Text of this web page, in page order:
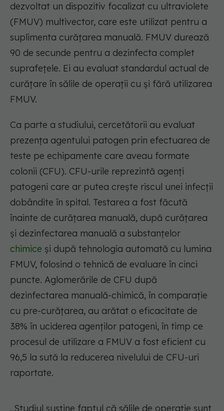
dezvoltat un dispozitiv focalizat cu ultraviolete
(FMUV) multivector, care este utilizat pentru a
suplimenta curățarea manuală. FMUV durează
90 de secunde pentru a dezinfecta complet
suprafețele. Ei au evaluat standardul actual de
curățare în sălile de operații cu și fără utilizarea
FMUV.
Ca parte a studiului, cercetătorii au evaluat
prezența agentului patogen prin efectuarea de
teste pe echipamente care aveau formate
colonii (CFU). CFU-urile reprezintă agenți
patogeni care ar putea crește riscul unei infecții
dobândite în spital. Testarea a fost făcută
înainte de curățarea manuală, după curățarea
și dezinfectarea manuală a substanțelor
chimice și după tehnologia automată cu lumina
FMUV, folosind o tehnică de evaluare în cinci
puncte. Aglomerările de CFU după
dezinfectarea manuală-chimică, în comparație
cu pre-curățarea, au arătat o eficacitate de
38% în uciderea agenților patogeni, în timp ce
procesul de utilizare a FMUV a fost eficient cu
96,5 la sută la reducerea nivelului de CFU-uri
raportate.
„Studiul susține faptul că sălile de operație sunt